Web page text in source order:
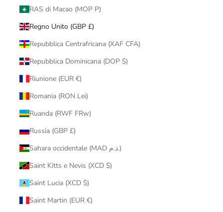
RAS di Macao (MOP P)
Regno Unito (GBP £)
Repubblica Centrafricana (XAF CFA)
Repubblica Dominicana (DOP $)
Riunione (EUR €)
Romania (RON Lei)
Ruanda (RWF FRw)
Russia (GBP £)
Sahara occidentale (MAD د.م.)
Saint Kitts e Nevis (XCD $)
Saint Lucia (XCD $)
Saint Martin (EUR €)